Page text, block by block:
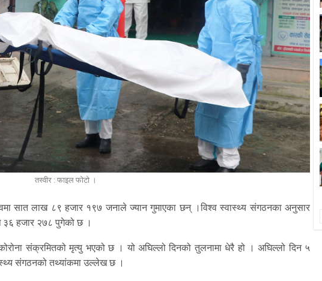
तस्वीर : फाइल फोटो ।
सात लाख ८९ हजार १९७ जनाले ज्यान गुमाएका छन् ।विश्व स्वास्थ्य संगठनका अनुसार
हजार २७८ पुगेको छ ।
संक्रमितको मृत्यु भएको छ । यो अघिल्लो दिनको तुलनामा धेरै हो । अघिल्लो दिन ५
संगठनको तथ्यांकमा उल्लेख छ ।